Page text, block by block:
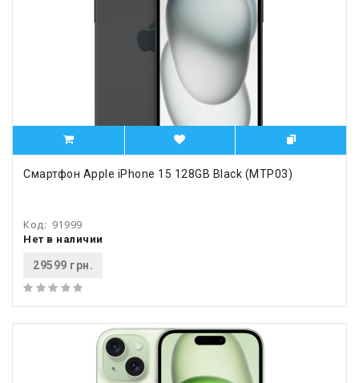
Смартфон Apple iPhone 15 128GB Black (MTP03)
Код: 91999
Нет в наличии
29599 грн.